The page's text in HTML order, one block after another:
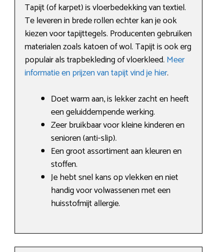
Tapijt (of karpet) is vloerbedekking van textiel.
Te leveren in brede rollen echter kan je ook
kiezen voor tapijttegels. Producenten gebruiken
materialen zoals katoen of wol. Tapijt is ook erg
populair als trapbekleding of vloerkleed. Meer
informatie en prijzen van tapijt vind je hier.
Doet warm aan, is lekker zacht en heeft
een geluiddempende werking.
Zeer bruikbaar voor kleine kinderen en
senioren (anti-slip).
Een groot assortiment aan kleuren en
stoffen.
Je hebt snel kans op vlekken en niet
handig voor volwassenen met een
huisstofmijt allergie.